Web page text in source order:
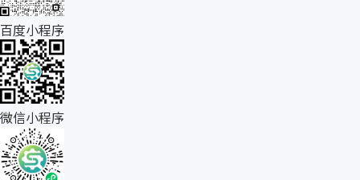
百度小程序
微信小程序